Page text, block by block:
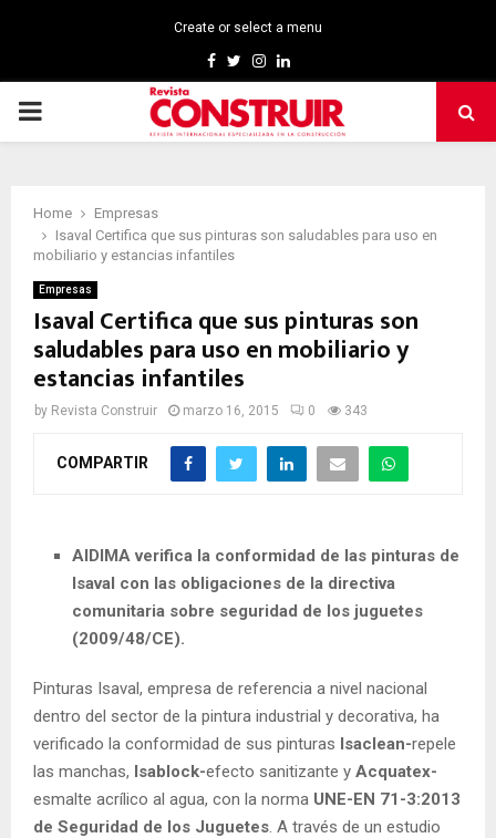
Create or select a menu
Facebook
TwitterInstagram
Linkedin
PRIMARY
Home
Empresas
Isaval Certifica que sus pinturas son saludables para uso en
mobiliario y estancias infantiles
Empresas
Isaval Certifica que sus pinturas son
saludables para uso en mobiliario y
estancias infantiles
by Revista Construir marzo 16, 2015 0 343
COMPARTIR
AIDIMA verifica la conformidad de las pinturas de
Isaval con las obligaciones de la directiva
comunitaria sobre seguridad de los juguetes
(2009/48/CE).
Pinturas Isaval, empresa de referencia a nivel nacional
dentro del sector de la pintura industrial y decorativa, ha
verificado la conformidad de sus pinturas Isaclean-repele
las manchas, Isablock-efecto sanitizante y Acquatex-
esmalte acrílico al agua, con la norma UNE-EN 71-3:2013
de Seguridad de los Juguetes . A través de un estudio